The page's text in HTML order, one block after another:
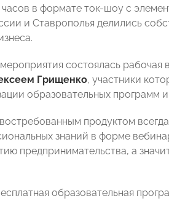
часов в формате ток-шоу с
и Ставрополья делились
состоялась рабочая
Грищенко, участники
образовательных программ
продуктом
знаний в форме
предпринимательства, а
образовательная